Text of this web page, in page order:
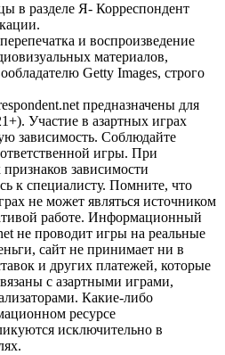
в разделе Я- Корреспондент
и воспроизведение
материалов,
Getty Images, строго
предназначены для
Участие в азартных играх
зависимость. Соблюдайте
игры. При
зависимости
к специалисту. Помните, что
не может являться источником
работе. Информационный
не проводит игры на реальные
сайт не принимает ни в
и других платежей, которые
с азартными играми,
Какие-либо
ресурсе
исключительно в